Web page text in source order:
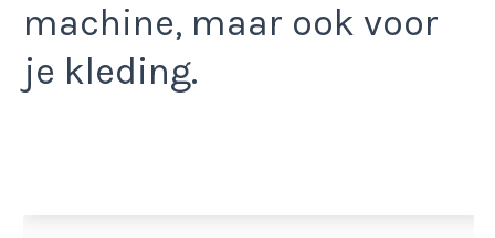
machine, maar ook voor
je kleding.